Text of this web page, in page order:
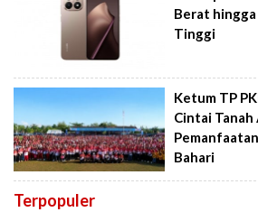
Berat
Tinggi
Ketum TP
Cintai
Bahari
Terpopuler